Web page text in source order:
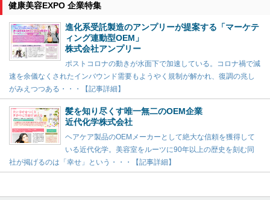
健康美容EXPO 企業特集
進化系受託製造のアンプリーが提案する「マーケテ
ィング連動型OEM」
株式会社アンプリー
ポストコロナの動きが水面下で加速している。コロナ禍で減
速を余儀なくされたインバウンド需要もようやく規制が解かれ、復調の兆し
がみえつつある・・・【記事詳細】
髪を知り尽くす唯一無二のOEM企業
近代化学株式会社
ヘアケア製品のOEMメーカーとして絶大な信頼を獲得して
いる近代化学。美容室をルーツに90年以上の歴史を刻む同
社が掲げるのは「幸せ」という・・・【記事詳細】